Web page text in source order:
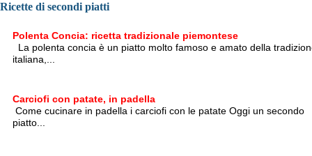
Ricette di secondi piatti
Polenta Concia: ricetta tradizionale piemontese
La polenta concia è un piatto molto famoso e amato della
italiana,...
Carciofi con patate, in padella
Come cucinare in padella i carciofi con le patate Oggi un secondo
piatto...